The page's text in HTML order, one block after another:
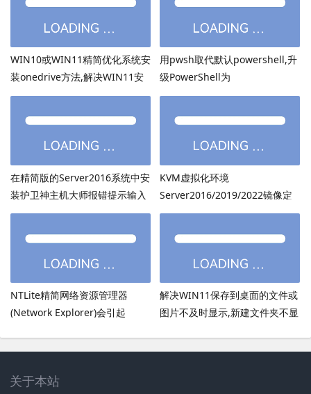
WIN10或WIN11精简优化系统安
装onedrive方法,解决WIN11安
装onedrive后无法打开
用pwsh取代默认powershell,升
级PowerShell为
PowerShell7.6.3等高版本
在精简版的Server2016系统中安
装护卫神主机大师报错提示输入
的密码超过了14个字符
KVM虚拟化环境
Server2016/2019/2022镜像定
制：用DISM离线注入virtio驱动
NTLite精简网络资源管理器
(Network Explorer)会引起
解决WIN11保存到桌面的文件或
图片不及时显示,新建文件夹不显
关于本站